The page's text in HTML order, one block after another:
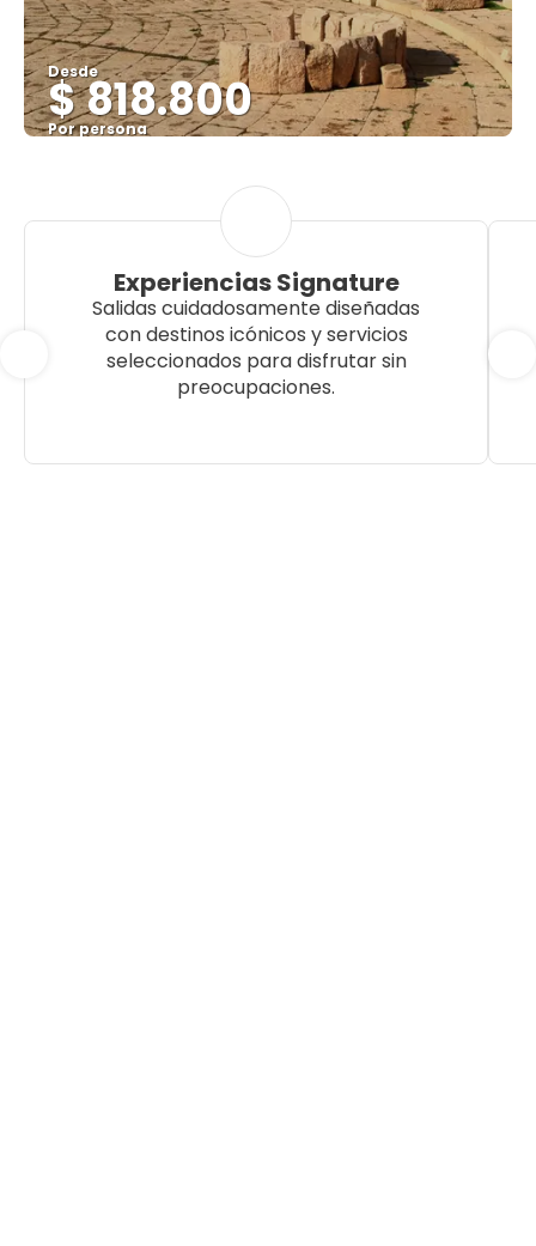
Desde
$ 818.800
Por persona
Experiencias Signature
Salidas cuidadosamente diseñadas
con destinos icónicos y servicios
seleccionados para disfrutar sin
preocupaciones.